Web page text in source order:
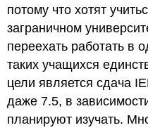
потому что хотят
заграничном
переехать работать в
таких учащихся
цели является сдача
даже 7.5, в
планируют изучать.